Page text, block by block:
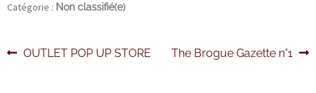
Catégorie : Non classifié(e)
Navigation
Article
OUTLET POP UP STORE
Article
The Brogue Gazette n°1